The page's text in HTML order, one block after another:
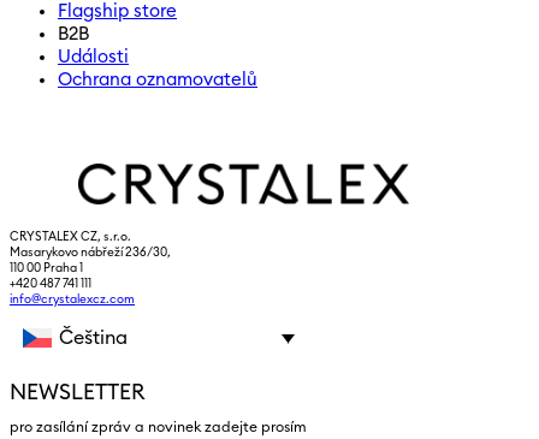
Flagship store
B2B
Události
Ochrana oznamovatelů
CRYSTALEX CZ, s.r.o.
Masarykovo nábřeží 236/30,
110 00 Praha 1
+420 487 741 111
info@crystalexcz.com
Čeština
NEWSLETTER
pro zasílání zpráv a novinek zadejte prosím